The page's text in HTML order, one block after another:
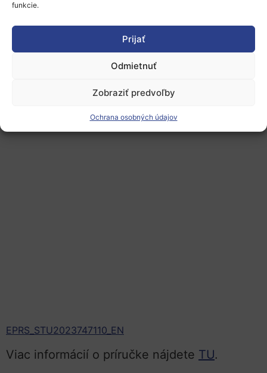
funkcie.
Prijať
Odmietnuť
Zobraziť predvoľby
Ochrana osobných údajov
EPRS_STU2023747110_EN
Viac informácií o príručke nájdete TU.